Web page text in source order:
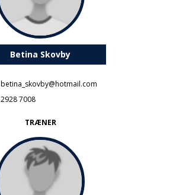
Betina Skovby
betina_skovby@hotmail.com
2928 7008
TRÆNER